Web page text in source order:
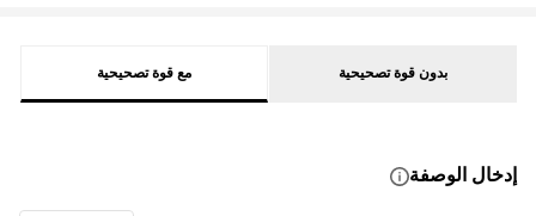
بدون قوة تصحيحية مع قوة تصحيحية
إدخال الوصفة